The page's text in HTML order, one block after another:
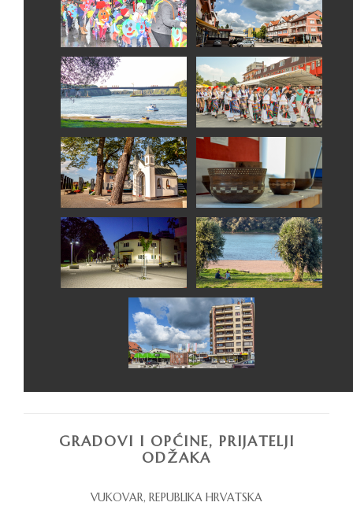
GRADOVI I OPĆINE, PRIJATELJI
ODŽAKA
VUKOVAR, REPUBLIKA HRVATSKA